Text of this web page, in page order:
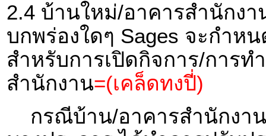
2.4 บ้านใหม่/อาคารสำนักง
บกพร่องใดๆ Sages จะกำห
สำหรับการเปิดกิจการ/การ
สำนักงาน=(เคล็ดทงปี่)
กรณีบ้าน/อาคารสำนักงาน